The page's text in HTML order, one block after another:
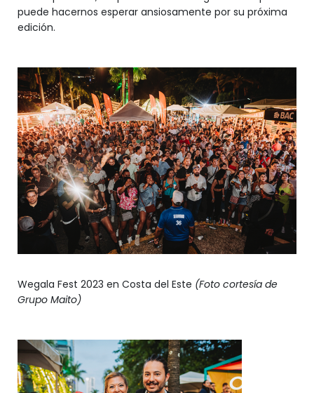
puede hacernos esperar ansiosamente por su próxima
edición.
Wegala Fest 2023 en Costa del Este (Foto cortesía de
Grupo Maito)